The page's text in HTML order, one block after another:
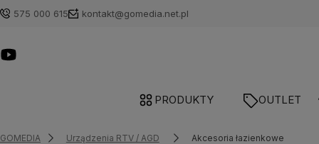
575 000 615 kontakt@gomedia.net.pl
PRODUKTY OUTLET
GOMEDIA Urządzenia RTV / AGD Akcesoria łazienkowe